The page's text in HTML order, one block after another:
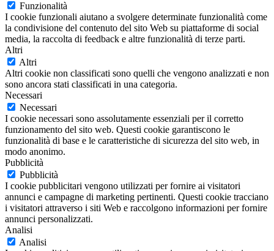
Funzionalità
I cookie funzionali aiutano a svolgere determinate funzionalità come
la condivisione del contenuto del sito Web su piattaforme di social
media, la raccolta di feedback e altre funzionalità di terze parti.
Altri
Altri
Altri cookie non classificati sono quelli che vengono analizzati e non
sono ancora stati classificati in una categoria.
Necessari
Necessari
I cookie necessari sono assolutamente essenziali per il corretto
funzionamento del sito web. Questi cookie garantiscono le
funzionalità di base e le caratteristiche di sicurezza del sito web, in
modo anonimo.
Pubblicità
Pubblicità
I cookie pubblicitari vengono utilizzati per fornire ai visitatori
annunci e campagne di marketing pertinenti. Questi cookie tracciano
i visitatori attraverso i siti Web e raccolgono informazioni per fornire
annunci personalizzati.
Analisi
Analisi